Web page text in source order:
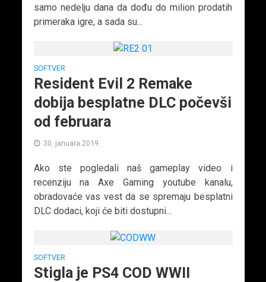
samo nedelju dana da dođu do milion prodatih
primeraka igre, a sada su...
SOFTVER
Resident Evil 2 Remake
dobija besplatne DLC počevši
od februara
30. januara 2019.
Ako ste pogledali naš gameplay video i
recenziju na Axe Gaming youtube kanalu,
obradovaće vas vest da se spremaju besplatni
DLC dodaci, koji će biti dostupni...
SOFTVER
Stigla je PS4 COD WWII